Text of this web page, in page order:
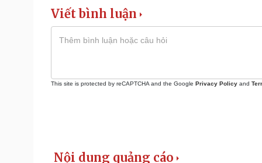
Viết bình luận
This site is protected by reCAPTCHA and the Google Privacy Policy and